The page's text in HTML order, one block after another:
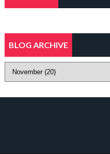
BLOG ARCHIVE